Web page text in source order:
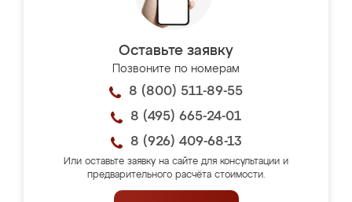
Оставьте заявку
Позвоните по номерам
8 (800) 511-89-55
8 (495) 665-24-01
8 (926) 409-68-13
Или оставьте заявку на сайте для консультации и
предварительного расчёта стоимости.